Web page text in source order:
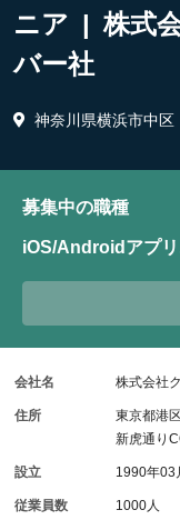
ニア | 株式
バー社
神奈川県横浜市中区
募集中の職種
iOS/Androidアプ
会社名 株式会社
住所
東京都港
新虎通り
設立 1990年03
従業員数 1000人